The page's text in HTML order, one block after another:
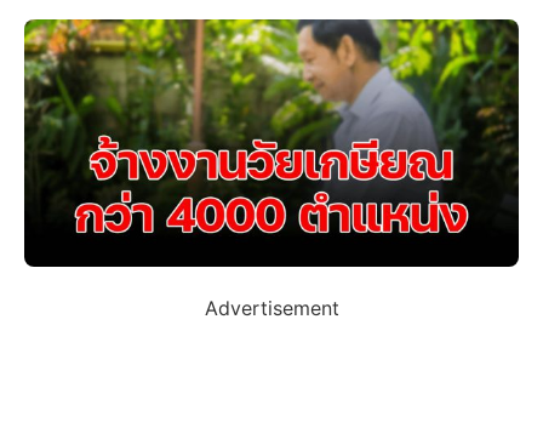
Advertisement